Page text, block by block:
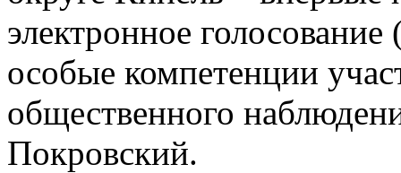
электронное
особые компетенции
общественного
Покровский.